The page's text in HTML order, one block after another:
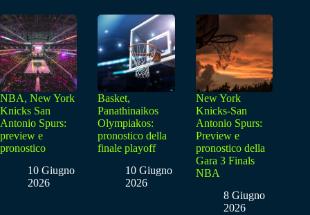
NBA, New York
Knicks San
Antonio Spurs:
preview e
pronostico
10 Giugno
2026
Basket,
Panathinaikos
Olympiakos:
pronostico della
finale playoff
10 Giugno
2026
New York
Knicks-San
Antonio Spurs:
Preview e
pronostico della
Gara 3 Finals
NBA
8 Giugno
2026